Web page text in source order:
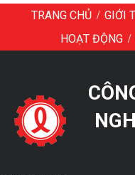
TRANG CHỦ / GIỚI
HOẠT ĐỘNG /